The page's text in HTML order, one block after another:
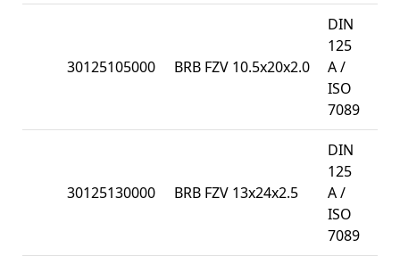
30125105000 BRB FZV 10.5x20x2.0
DIN
125
A /
ISO
7089
30125130000 BRB FZV 13x24x2.5
DIN
125
A /
ISO
7089